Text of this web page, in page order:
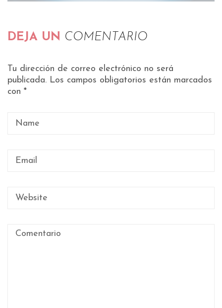
DEJA UN COMENTARIO
Tu dirección de correo electrónico no será
publicada. Los campos obligatorios están marcados
con *